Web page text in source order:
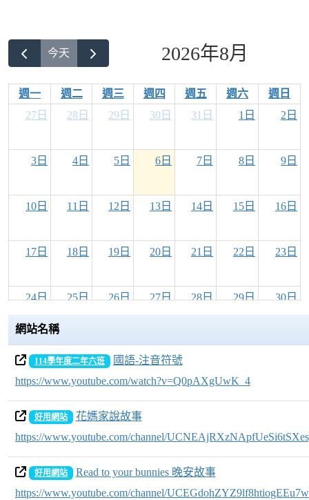
今天 2026年8月
週一 週二 週三 週四 週五 週六
週日
27日
28日 29日 30日 31日 1日 2日
3日 4日 5日 6日 7日 8日 9日
10日 11日 12日 13日 14日 15日 16日
17日 18日 19日 20日 21日 22日 23日
24日 25日 26日 27日 28日 29日 30日
31日 1日 2日 3日 4日 5日 6日
網站名稱
114學年度二年六班
國語-注音符號
https://www.youtube.com/watch?v=Q0pAXgUwK_4
好用網站
花媽家說故事
https://www.youtube.com/channel/
好用網站
Read to your bunnies 晚安故事
https://www.youtube.com/channel/UCEGdohZYZ9lf8htiogEEu7w